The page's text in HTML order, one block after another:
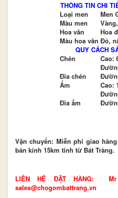
THÔNG TIN CHI
Loại men
Men
Màu men
Hoa văn
Hoa
Màu hoa văn Đỏ,
QUY CÁCH
Chén
Cao:
Đĩa chén
Ấm
Cao:
Đĩa ấm
Vận chuyển: Miễn phí giao
bán kính 15km tính từ Bát Tràng.
LIÊN HỆ ĐẶT
sales@chogombattrang.vn